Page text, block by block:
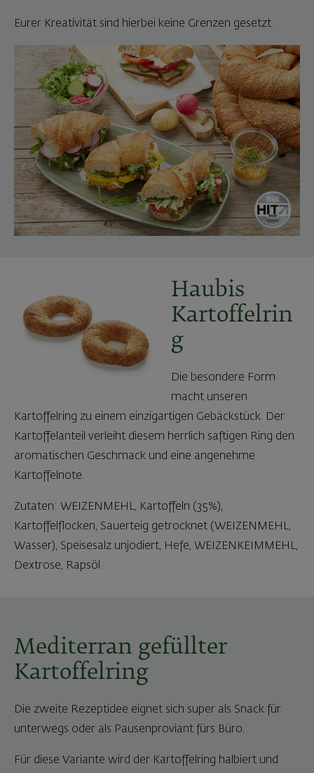
Eurer Kreativität sind hierbei keine Grenzen gesetzt.
Haubis
Kartoffelrin
g
Die besondere Form
macht unseren
Kartoffelring zu einem einzigartigen Gebäckstück. Der
Kartoffelanteil verleiht diesem herrlich saftigen Ring den
aromatischen Geschmack und eine angenehme
Kartoffelnote.
Zutaten: WEIZENMEHL, Kartoffeln (35%),
Kartoffelflocken, Sauerteig getrocknet (WEIZENMEHL,
Wasser), Speisesalz unjodiert, Hefe, WEIZENKEIMMEHL,
Dextrose, Rapsöl
Mediterran gefüllter
Kartoffelring
Die zweite Rezeptidee eignet sich super als Snack für
unterwegs oder als Pausenproviant fürs Büro.
Für diese Variante wird der Kartoffelring halbiert und